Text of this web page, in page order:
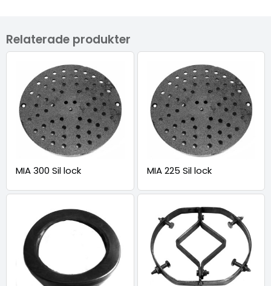
Relaterade produkter
MIA 300 Sil lock MIA 225 Sil lock